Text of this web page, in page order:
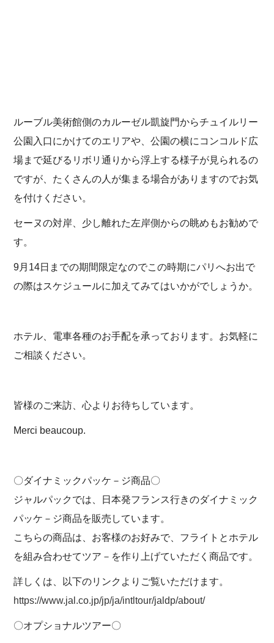
ルーブル美術館側のカルーゼル凱旋門からチュイルリー
公園入口にかけてのエリアや、公園の横にコンコルド広
場まで延びるリボリ通りから浮上する様子が見られるの
ですが、たくさんの人が集まる場合がありますのでお気
を付けください。
セーヌの対岸、少し離れた左岸側からの眺めもお勧めで
す。
9月14日までの期間限定なのでこの時期にパリへお出で
の際はスケジュールに加えてみてはいかがでしょうか。
ホテル、電車各種のお手配を承っております。お気軽に
ご相談ください。
皆様のご来訪、心よりお待ちしています。
Merci beaucoup.
〇ダイナミックパッケ－ジ商品〇
ジャルパックでは、日本発フランス行きのダイナミック
パッケ－ジ商品を販売しています。
こちらの商品は、お客様のお好みで、フライトとホテル
を組み合わせてツア－を作り上げていただく商品です。
詳しくは、以下のリンクよりご覧いただけます。
https://www.jal.co.jp/jp/ja/intltour/jaldp/about/
〇オプショナルツアー〇